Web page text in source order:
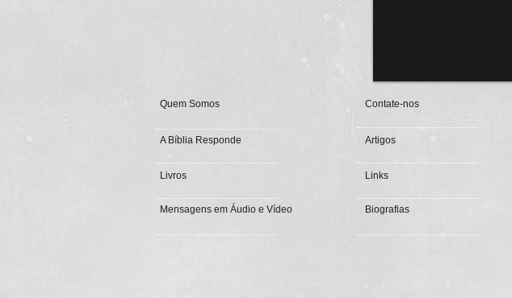
Quem Somos
A Bíblia Responde
Livros
Mensagens em Áudio e Vídeo
Contate-nos
Artigos
Links
Biografias